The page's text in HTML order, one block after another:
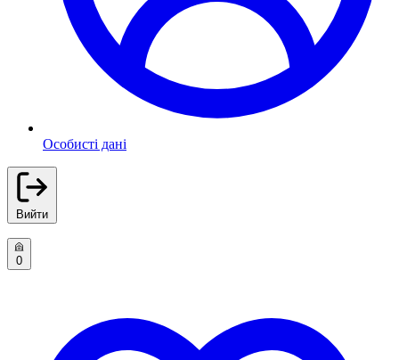
Особисті дані
Вийти
0